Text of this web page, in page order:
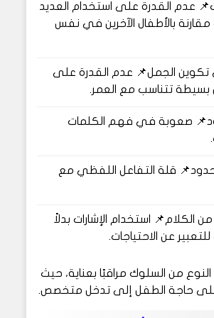
عدم القدرة على استخدام العديد
بالأطفال الآخرين في نفس
الجمل📌 عدم القدرة على
تتناسب مع العمر.
صعوبة في فهم الكلمات
قلة التفاعل اللفظي مع
من الكلام📌 استخدام الإشارات بدلاً
عن الاحتياجات.
من السلوك مراقبًا بعناية، حيث
حاجة الطفل إلى تدخل متخصص.